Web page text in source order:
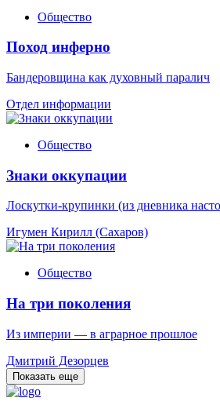
Общество
Поход инферно
Бандеровщина как духовный паралич
Отдел информации
Общество
Знаки оккупации
Лоскутки-крупинки (из дневника
Игумен Кирилл (Сахаров)
Общество
На три поколения
Из империи — в аграрное прошлое
Дмитрий Дезорцев
Показать еще